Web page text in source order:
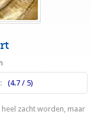
(4.7 / 5)
zacht worden, maar